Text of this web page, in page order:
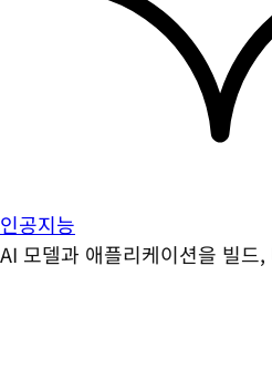
인공지능
AI 모델과 애플리케이션을 빌드